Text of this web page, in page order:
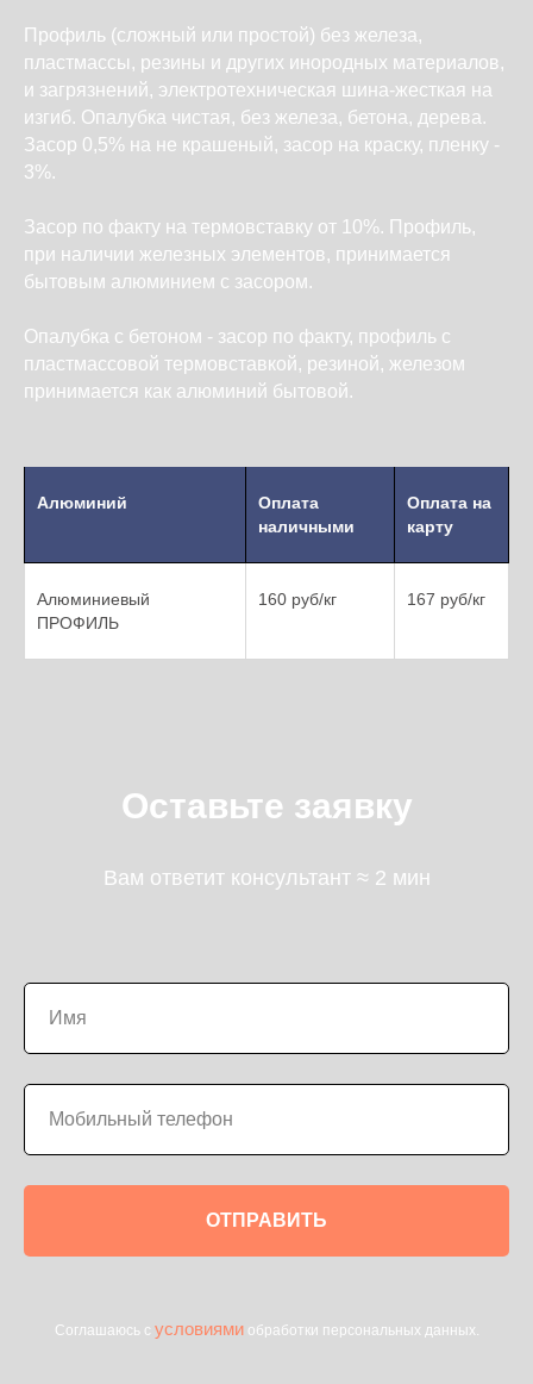
Профиль (сложный или простой) без железа,
пластмассы, резины и других инородных материалов,
и загрязнений, электротехническая шина-жесткая на
изгиб. Опалубка чистая, без железа, бетона, дерева.
Засор 0,5% на не крашеный, засор на краску, пленку -
3%.
Засор по факту на термовставку от 10%. Профиль,
при наличии железных элементов, принимается
бытовым алюминием с засором.
Опалубка с бетоном - засор по факту, профиль с
пластмассовой термовставкой, резиной, железом
принимается как алюминий бытовой.
Алюминий
Оплата
наличными
Оплата на
карту
Алюминиевый
ПРОФИЛЬ
160 руб/кг 167 руб/кг
Оставьте заявку
Вам ответит консультант ≈ 2 мин
ОТПРАВИТЬ
Соглашаюсь с условиями обработки персональных данных.